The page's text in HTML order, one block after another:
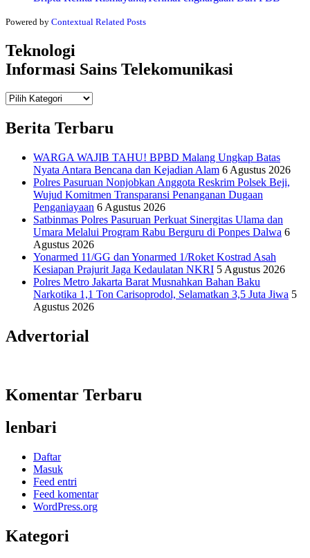
Powered by Contextual Related Posts
Teknologi
Informasi Sains Telekomunikasi
Teknologi
Berita Terbaru
WARGA WAJIB TAHU! BPBD Malang Ungkap Batas
Nyata Antara Bencana dan Kejadian Alam 6 Agustus 2026
Polres Pasuruan Nonjobkan Anggota Reskrim Polsek Beji,
Wujud Komitmen Transparansi Penanganan Dugaan
Penganiayaan 6 Agustus 2026
Satbinmas Polres Pasuruan Perkuat Sinergitas Ulama dan
Umara Melalui Program Rabu Berguru di Ponpes Dalwa 6
Agustus 2026
Yonarmed 11/GG dan Yonarmed 1/Roket Kostrad Asah
Kesiapan Prajurit Jaga Kedaulatan NKRI 5 Agustus 2026
Polres Metro Jakarta Barat Musnahkan Bahan Baku
Narkotika 1,1 Ton Carisoprodol, Selamatkan 3,5 Juta Jiwa 5
Agustus 2026
Advertorial
Komentar Terbaru
lenbari
Daftar
Masuk
Feed entri
Feed komentar
WordPress.org
Kategori